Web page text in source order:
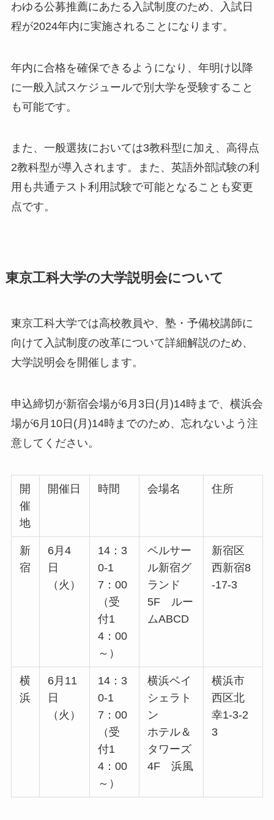
わゆる公募推薦にあたる入試制度のため、入試日
程が2024年内に実施されることになります。
年内に合格を確保できるようになり、年明け以降
に一般入試スケジュールで別大学を受験すること
も可能です。
また、一般選抜においては3教科型に加え、高得点
2教科型が導入されます。また、英語外部試験の利
用も共通テスト利用試験で可能となることも変更
点です。
東京工科大学の大学説明会について
東京工科大学では高校教員や、塾・予備校講師に
向けて入試制度の改革について詳細解説のため、
大学説明会を開催します。
申込締切が新宿会場が6月3日(月)14時まで、横浜会
場が6月10日(月)14時までのため、忘れないよう注
意してください。
開
催
地
開催日 時間 会場名 住所
新
宿
6月4
日
（火）
14：3
0-1
7：00
（受
付1
4：00
～）
ベルサー
ル新宿グ
ランド
5F ルー
ムABCD
新宿区
西新宿8
-17-3
横
浜
6月11
日
（火）
14：3
0-1
7：00
（受
付1
4：00
～）
横浜ベイ
シェラト
ン
ホテル＆
タワーズ
4F 浜風
横浜市
西区北
幸1-3-2
3